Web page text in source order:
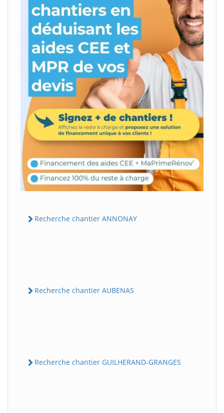
Recherche chantier ANNONAY
Recherche chantier AUBENAS
Recherche chantier GUILHERAND-GRANGES